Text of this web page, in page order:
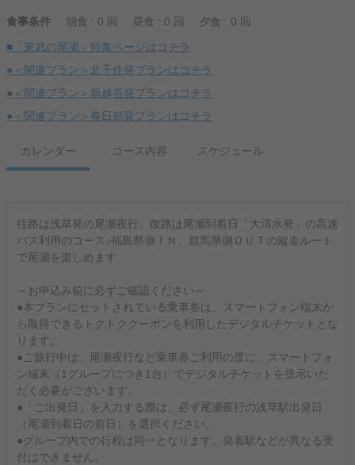
食事条件 朝食 : 0 回 昼食 : 0 回
夕食 : 0 回
■「東武の尾瀬」特集ページはコチラ
●＜関連プラン＞北千住発プランはコチラ
●＜関連プラン＞新越谷発プランはコチラ
●＜関連プラン＞春日部発プランはコチラ
カレンダー コース内容 スケジュール
往路は浅草発の尾瀬夜行、復路は尾瀬到着日「大清水発」の高速
バス利用のコース♪福島県側ＩＮ、群馬県側ＯＵＴの縦走ルート
で尾瀬を楽しめます
～お申込み前に必ずご確認ください～
●本プランにセットされている乗車券は、スマートフォン端末か
ら取得できるトクトククーポンを利用したデジタルチケットとな
ります。
●ご旅行中は、尾瀬夜行など乗車券ご利用の度に、スマートフォ
ン端末（1グループにつき1台）でデジタルチケットを提示いた
だく必要がございます。
●「ご出発日」を入力する際は、必ず尾瀬夜行の浅草駅出発日
（尾瀬到着日の前日）を選択ください。
●グループ内での行程は同一となります。発着駅などが異なる受
付はできません。